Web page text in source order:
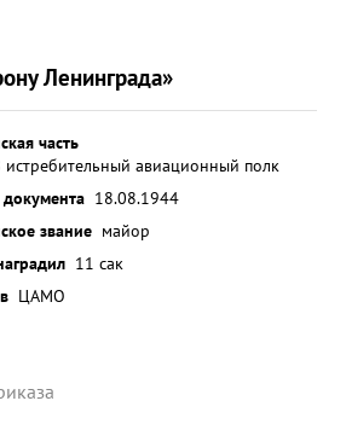
Ленинграда»
часть
истребительный авиационный полк
18.08.1944
звание майор
11 сак
ЦАМО